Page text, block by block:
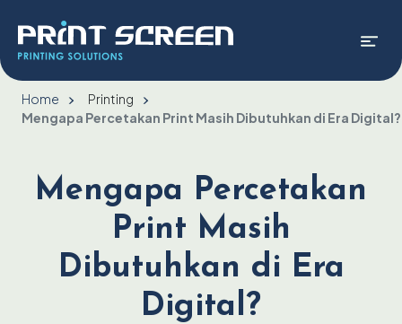
Home
Printing
Mengapa Percetakan Print Masih Dibutuhkan di Era Digital?
Mengapa Percetakan
Print Masih
Dibutuhkan di Era
Digital?